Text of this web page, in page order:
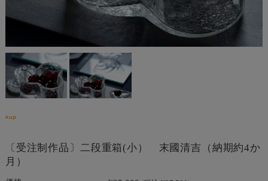
〔受注制作品〕二段重箱(小） 末國清吉（納期約4か
月）